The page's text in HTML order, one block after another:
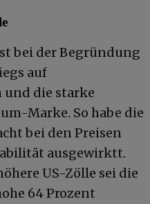
bei der Begründung
auf
und die starke
Marke. So habe die
bei den Preisen
ausgewirktt.
US-Zölle sei die
64 Prozent